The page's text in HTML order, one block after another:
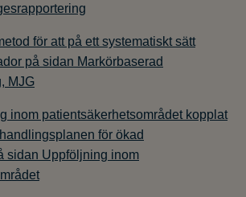
för att på ett systematiskt sätt
på sidan Markörbaserad
MJG
inom patientsäkerhetsområdet kopplat
för ökad
sidan Uppföljning inom